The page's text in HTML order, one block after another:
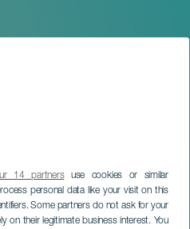
14 partnersuse cookies or similar
personal data like your visit on this
Some partners do not ask for your
on their legitimate business interest. You